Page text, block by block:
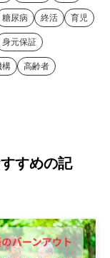
糖尿病 終活 育児
身元保証
構 高齢者
すめの記